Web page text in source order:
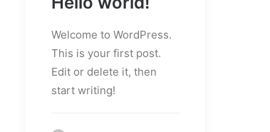
Welcome to WordPress.
This is your first post.
Edit or delete it, then
start writing!